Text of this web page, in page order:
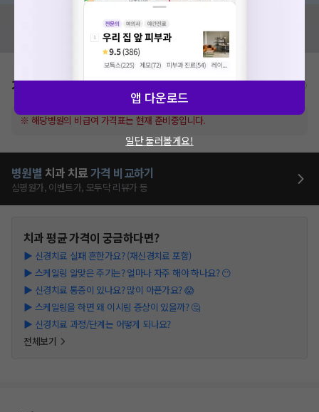
혹시 잘못된 병원정보가 있나요?
모두닥 팀에 알려주세요!
가격표 비급여/급여 진료란?
※ 해당병원의 비급여 가격표는 현재 준비중입니다.
병원별 치과 치료가격 비교하기
심평원가, 이벤트가, 모두닥 리뷰가 등
치과평균 가격이 궁금하다면?
▶ 신경치료 실패 흔한가요? (재신경치료 포함)
▶ 스케일링 알맞은 주기는? 얼마나 자주 해야 하나요? 😶
▶ 신경치료 통증이 있나요? 많이 아픈가요? 😱
▶ 스케일링을 하면 왜 이시림 증상이 있을까? 🤔
▶ 신경치료 과정/단계는 어떻게 되나요?
전체보기
앱 다운로드
일단 둘러볼게요!